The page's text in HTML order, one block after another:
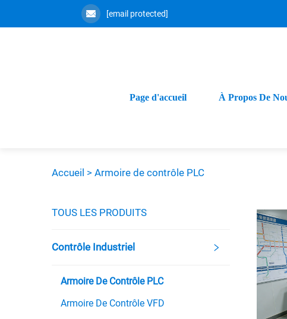
[email protected]
Page d'accueil À Propos De
Accueil > Armoire de contrôle PLC
TOUS LES PRODUITS
Contrôle Industriel
Armoire De Contrôle PLC
Armoire De Contrôle VFD